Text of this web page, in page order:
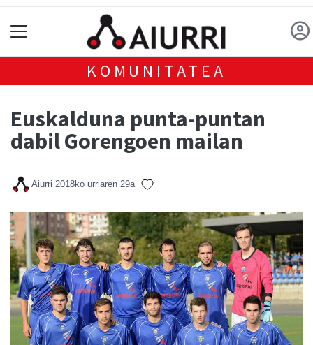
KOMUNITATEA
Euskalduna punta-puntan
dabil Gorengoen mailan
Aiurri 2018ko urriaren 29a